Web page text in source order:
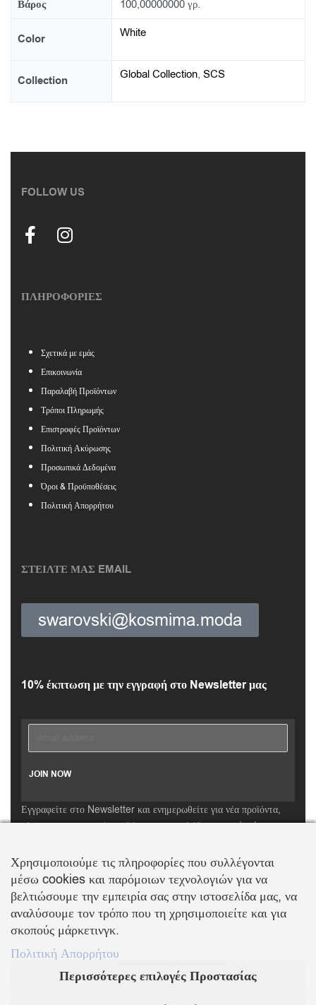
Βάρος 100,00000000 γρ.
Color White
Collection Global Collection,SCS
FOLLOW US
ΠΛΗΡΟΦΟΡΙΕΣ
Σχετικά με εμάς
Επικοινωνία
Παραλαβή Προϊόντων
Τρόποι Πληρωμής
Επιστροφές Προϊόντων
Πολιτική Ακύρωσης
Προσωπικά Δεδομένα
Όροι & Προϋποθέσεις
Πολιτική Απορρήτου
ΣΤΕΙΛΤΕ ΜΑΣ EMAIL
swarovski@kosmima.moda
10% έκπτωση με την εγγραφή στο Newsletter μας
Εγγραφείτε στο Newsletter και ενημερωθείτε για νέα προϊόντα,
τάσεις και προσφορές, καθώς και για να λάβετεκουπόνι έκπτωσης
ΒΑΛΛΗΣ Χ.-ΑΒΑΓΙΑΝΟΣ Ε. ΕΜΠΟΡΙΚΗ ΕΤΑΙΡΕΙΑ Ο.Ε.
Τα λογότυπα SWAROVSKI & SWAN είναι κατοχυρωμένα σήματα της Swarovski AG
Με την επιφύλαξη κάθε νόμιμου δικαιώματος
KOSMIMA.MODA 2022 ΚΑΤΑΣΚΕΥΗ – ΣΧΕΔΙΑΣΜΟΣ LEMONART
Χρησιμοποιούμε τις πληροφορίες που συλλέγονται
μέσω cookies και παρόμοιων τεχνολογιών για να
βελτιώσουμε την εμπειρία σας στην ιστοσελίδα μας, να
αναλύσουμε τον τρόπο που τη χρησιμοποιείτε και για
σκοπούς μάρκετινγκ.
Πολιτική Απορρήτου
Περισσότερες επιλογές Προστασίας